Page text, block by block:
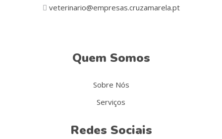
veterinario@empresas.cruzamarela.pt
Quem Somos
Sobre Nós
Serviços
Redes Sociais